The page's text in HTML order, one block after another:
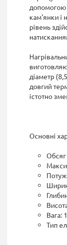
допомогою
кам'янки і
рівень
діаметр
довгий
істотно
Основні
Обсяг
Вага:
Тип